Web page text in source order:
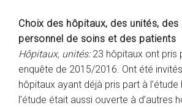
Choix des hôpitaux, des unités,
personnel de soins et des patients
Hôpitaux, unités:23 hôpitaux ont pris
enquête de 2015/2016. Ont été
hôpitaux ayant déjà pris part à l’étude
l’étude était aussi ouverte à d’autres